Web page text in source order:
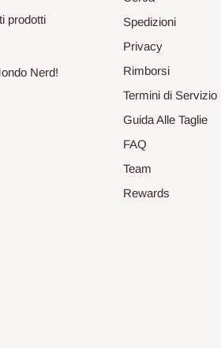
prodotti
Nerd!
Spedizioni
Privacy
Rimborsi
Termini di Servizio
Guida Alle Taglie
FAQ
Team
Rewards